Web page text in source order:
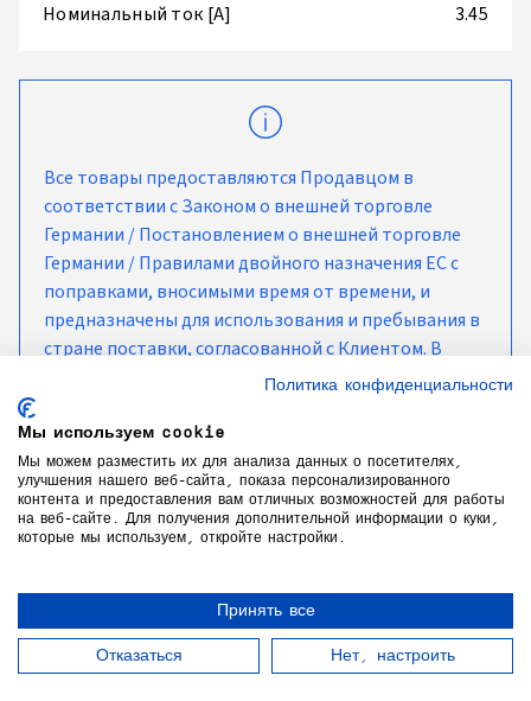
Номинальный ток [A] 3.45
Все товары предоставляются Продавцом в
соответствии с Законом о внешней торговле
Германии / Постановлением о внешней торговле
Германии / Правилами двойного назначения ЕС с
поправками, вносимыми время от времени, и
предназначены для использования и пребывания в
стране поставки, согласованной с Клиентом. В
случае любой дальнейшей транспортировки мы
время меры эмбарго и санкции.
GÜNTNER GMBH & CO. KG
ПОЛИТИКА КОНФИДЕНЦИАЛЬНОСТИ
ЮРИДИЧЕСКОЕ УВЕДОМЛЕНИЕ
TERMS & CONDITIONS
Политика конфиденциальности
Мы используем cookie
Мы можем разместить их для анализа данных о посетителях,
улучшения нашего веб-сайта, показа персонализированного
контента и предоставления вам отличных возможностей для работы
на веб-сайте. Для получения дополнительной информации о куки,
которые мы используем, откройте настройки.
Принять все
Отказаться Нет, настроить